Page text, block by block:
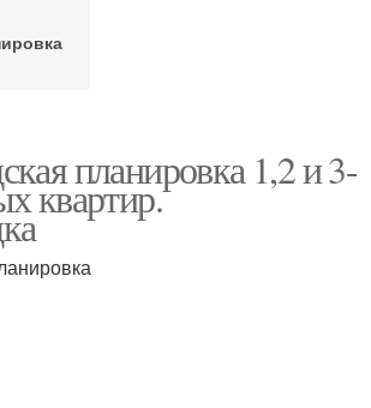
планировка 1,2 и 3-
квартир.